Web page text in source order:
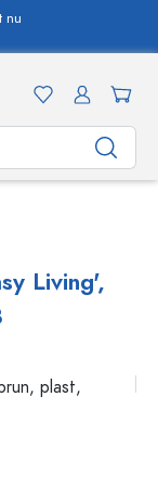
nu
Living',